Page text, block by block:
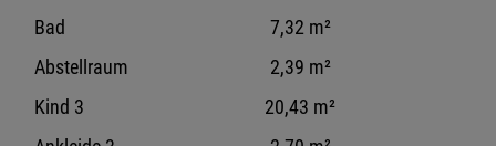
Bad
7,32 m²
Abstellraum
2,39 m²
Kind 3
20,43 m²